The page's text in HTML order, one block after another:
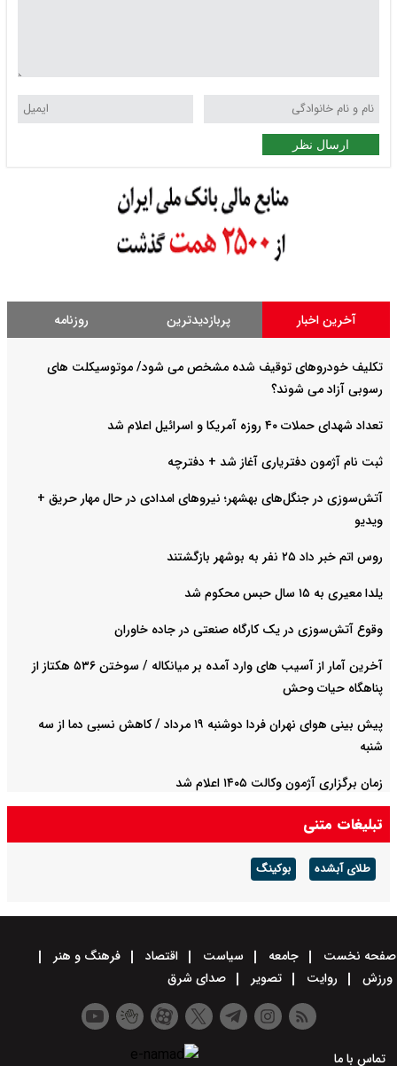
ارسال نظر
آخرین اخبار پربازدیدترین روزنامه
تکلیف خودروهای توقیف شده مشخص می شود/ موتوسیکلت های
رسوبی آزاد می شوند؟
تعداد شهدای حملات ۴۰ روزه آمریکا و اسرائیل اعلام شد
ثبت نام آژمون دفتریاری آغاز شد + دفترچه
آتش‌سوزی در جنگل‌های بهشهر؛ نیرو‌های امدادی در حال مهار حریق +
ویدیو
روس اتم خبر داد ۲۵ نفر به بوشهر بازگشتند
یلدا معیری به ۱۵ سال حبس محکوم شد
وقوع آتش‌سوزی در یک کارگاه صنعتی در جاده خاوران
آخرین آمار از آسیب های وارد آمده بر میانکاله / سوختن ۵۳۶ هکتاز از
پناهگاه حیات وحش
پیش بینی هوای نهران فردا دوشنبه ۱۹ مرداد / کاهش نسبی دما از سه
شنبه
زمان برگزاری آژمون وکالت ۱۴۰۵ اعلام شد
تبلیغات متنی
طلای آبشده بوکینگ
صفحه نخست جامعه سیاست اقتصاد
فرهنگ و هنر
ورزش
روایت تصویر صدای شرق
تماس با ما